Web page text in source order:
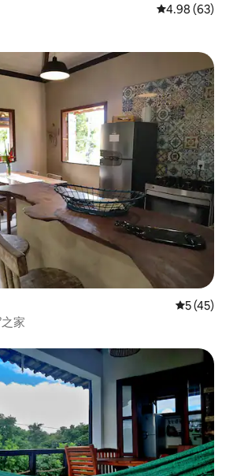
平均评分 4.98
4.98 (63)
平均评分
5 (45)
家